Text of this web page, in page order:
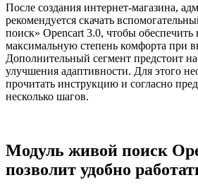
После создания интернет-магазина,
рекомендуется скачать
поиск» Opencart 3.0, чтобы обеспечить
максимальную степень комфорта при
Дополнительный сегмент предстоит
улучшения адаптивности. Для этого
прочитать инструкцию и согласно
несколько шагов.
Модуль живой поиск
позволит удобно